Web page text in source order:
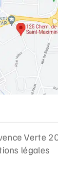
Verte
légales